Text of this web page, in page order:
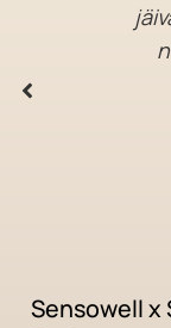
Sensowell x